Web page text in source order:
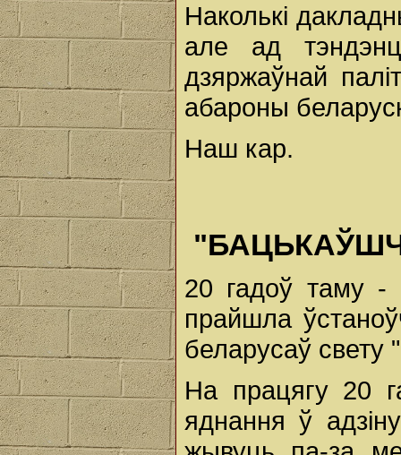
Наколькі
але ад
дзяржаўнай
абароны
Наш кар.
20 гадоў таму -
прайшла
беларусаў
На працягу 20
яднання ў